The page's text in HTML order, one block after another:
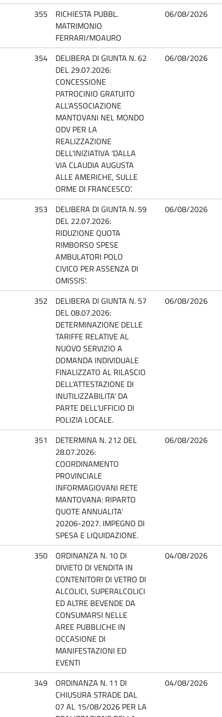
355
RICHIESTA PUBBL.
MATRIMONIO
FERRARI/MOAURO
06/08/2026
354
DELIBERA DI GIUNTA N. 62
DEL 29.07.2026:
CONCESSIONE
PATROCINIO GRATUITO
ALL'ASSOCIAZIONE
MANTOVANI NEL MONDO
ODV PER LA
REALIZZAZIONE
DELL'INIZIATIVA 'DALLA
VIA CLAUDIA AUGUSTA
ALLE AMERICHE, SULLE
ORME DI FRANCESCO'.
06/08/2026
353
DELIBERA DI GIUNTA N. 59
DEL 22.07.2026:
RIDUZIONE QUOTA
RIMBORSO SPESE
AMBULATORI POLO
CIVICO PER ASSENZA DI
OMISSIS'.
06/08/2026
352
DELIBERA DI GIUNTA N. 57
DEL 08.07.2026:
DETERMINAZIONE DELLE
TARIFFE RELATIVE AL
NUOVO SERVIZIO A
DOMANDA INDIVIDUALE
FINALIZZATO AL RILASCIO
DELL'ATTESTAZIONE DI
INUTILIZZABILITA' DA
PARTE DELL'UFFICIO DI
POLIZIA LOCALE.
06/08/2026
351
DETERMINA N. 212 DEL
28.07.2026:
COORDINAMENTO
PROVINCIALE
INFORMAGIOVANI RETE
MANTOVANA: RIPARTO
QUOTE ANNUALITA'
20206-2027. IMPEGNO DI
SPESA E LIQUIDAZIONE.
06/08/2026
350
ORDINANZA N. 10 DI
DIVIETO DI VENDITA IN
CONTENITORI DI VETRO DI
ALCOLICI, SUPERALCOLICI
ED ALTRE BEVENDE DA
CONSUMARSI NELLE
AREE PUBBLICHE IN
OCCASIONE DI
MANIFESTAZIONI ED
EVENTI
04/08/2026
349
ORDINANZA N. 11 DI
CHIUSURA STRADE DAL
07 AL 15/08/2026 PER LA
04/08/2026